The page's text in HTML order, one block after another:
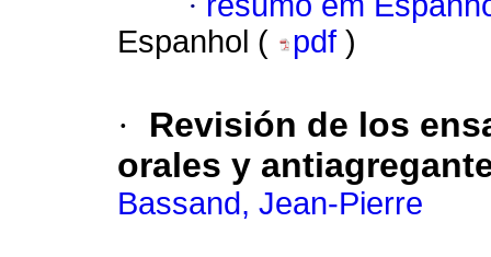
Espanhol (
pdf )
·
Revisión de los
orales y
Bassand, Jean-Pierre